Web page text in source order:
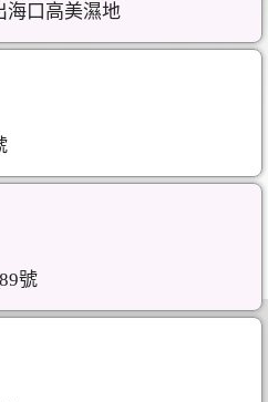
海口高美濕地
號